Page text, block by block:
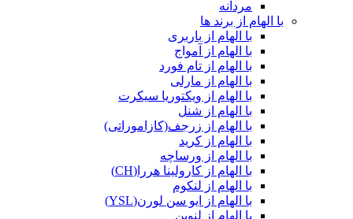
مردانه
با الهام از برند ها
با الهام از باربری
با الهام از آمواج
با الهام از تام فورد
با الهام از مارلی
با الهام از ویکتوریا سیکرت
با الهام از شنل
با الهام از زرجف(کازاموراتی)
با الهام از کرید
با الهام از ورساچه
با الهام از کارولینا هررا(CH)
با الهام از لنکوم
با الهام از ایو سن لورن(YSL)
با الهام از لنوین